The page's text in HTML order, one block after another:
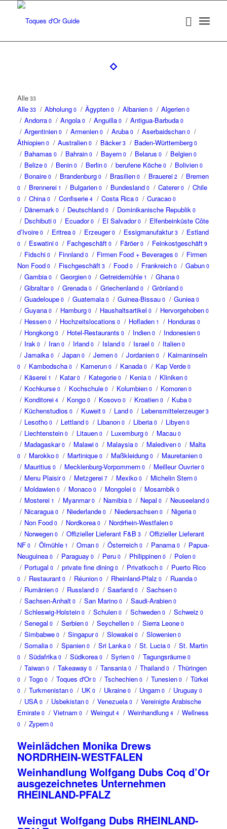
Alle33
Alle33 / Abholung0 / Ägypten0 / Albanien0 / Algerien0
/ Andorra0 / Angola0 / Anguilla0 / Antigua-Barbuda0
/ Argentinien0 / Armenien0 / Aruba0 / Aserbaidschan0 /
Äthiopien0 / Australien0 / Bäcker3 / Baden-Württemberg0
/ Bahamas 0 / Bahrain0 / Bayern0 / Belarus 0 / Belgien0
/ Belize0 / Benin0 / Berlin0 / berufene Köche0 / Bolivien0
/ Bonaire0 / Brandenburg0 / Brasilien0 / Brauerei2 / Bremen
0 / Brennerei1 / Bulgarien0 / Bundesland 0 / Caterer0 / Chile
0 / China0 / Confiserie4 / Costa Rica0 / Curacao0
/ Dänemark0 / Deutschland 0 / Dominikanische Republik0
/ Dschibuti0 / Ecuador0 / El Salvador0 / Elfenbeinküste Côte
d’Ivoire0 / Eritrea0 / Erzeuger0 / Essigmanufaktur3 / Estland
0 / Eswatini0 / Fachgeschäft0 / Färöer0 / Feinkostgeschäft9
/ Fidschi0 / Finnland 0 / Firmen Food + Beverages 0 / Firmen
Non Food 0 / Fischgeschäft3 / Food 0 / Frankreich0 / Gabun0
/ Gambia0 / Georgien0 / Getreidemühle1 / Ghana0
/ Gibraltar0 / Grenada0 / Griechenland 0 / Grönland 0
/ Guadeloupe0 / Guatemala0 / Guinea-Bissau0 / Guniea0
/ Guyana0 / Hamburg0 / Haushaltsartikel 0 / Hervorgehoben0
/ Hessen0 / Hochzeitslocations 0 / Hofladen1 / Honduras 0
/ Hongkong0 / Hotel-Restaurants 0 / Indien0 / Indonesien0
/ Irak0 / Iran0 / Irland 0 / Island 0 / Israel 0 / Italien0
/ Jamaika0 / Japan0 / Jemen0 / Jordanien0 / Kaimaninseln
0 / Kambodscha0 / Kamerun0 / Kanada0 / Kap Verde0
/ Käserei1 / Katar0 / Kategorie0 / Kenia0 / Kliniken0
/ Kochkurse0 / Kochschule0 / Kolumbien0 / Komoren0
/ Konditorei4 / Kongo0 / Kosovo0 / Kroatien0 / Kuba0
/ Küchenstudios 0 / Kuweit0 / Land 0 / Lebensmittelerzeuger3
/ Lesotho0 / Lettland 0 / Libanon0 / Liberia0 / Libyen0
/ Liechtenstein0 / Litauen0 / Luxemburg0 / Macau0
/ Madagaskar0 / Malawi0 / Malaysia0 / Malediven0 / Malta
0 / Marokko0 / Martinique0 / Maßkleidung0 / Mauretanien0
/ Mauritius 0 / Mecklenburg-Vorpommern0 / Meilleur Ouvrier0
/ Menu Plaisir0 / Metzgerei7 / Mexiko0 / Michelin Stern0
/ Moldawien0 / Monaco0 / Mongolei0 / Mosambik0
/ Mosterei1 / Myanmar0 / Namibia0 / Nepal 0 / Neuseeland 0
/ Nicaragua0 / Niederlande0 / Niedersachsen0 / Nigeria0
/ Non Food 0 / Nordkorea0 / Nordrhein-Westfalen0
/ Norwegen0 / Offizieller Lieferant F&B 3 / Offizieller Lieferant
NF0 / Ölmühle1 / Oman0 / Österreich0 / Panama0 / Papua-
Neuguinea0 / Paraguay 0 / Peru0 / Philippinen0 / Polen0
/ Portugal 0 / private fine dining0 / Privatkoch0 / Puerto Rico
0 / Restaurant0 / Réunion0 / Rheinland-Pfalz 0 / Ruanda0
/ Rumänien0 / Russland 0 / Saarland 0 / Sachsen0
/ Sachsen-Anhalt0 / San Marino0 / Saudi-Arabien0
/ Schleswig-Holstein0 / Schulen0 / Schweden0 / Schweiz 0
/ Senegal 0 / Serbien0 / Seychellen0 / Sierra Leone0
/ Simbabwe0 / Singapur0 / Slowakei0 / Slowenien0
/ Somalia0 / Spanien0 / Sri Lanka0 / St. Lucia0 / St. Martin
0 / Südafrika0 / Südkorea0 / Syrien0 / Tagungsräume0
/ Taiwan0 / Takeaway 0 / Tansania0 / Thailand 0 / Thüringen
0 / Togo0 / Toques d'Or0 / Tschechien0 / Tunesien0 / Türkei
0 / Turkmenistan0 / UK0 / Ukraine0 / Ungarn0 / Uruguay 0
/ USA0 / Usbekistan0 / Venezuela0 / Vereinigte Arabische
Emirate0 / Vietnam 0 / Weingut4 / Weinhandlung4 / Wellness
0 / Zypern0
Weinlädchen Monika Drews
NORDRHEIN-WESTFALEN
Weinhandlung Wolfgang Dubs Coq d’Or
ausgezeichnetes Unternehmen
RHEINLAND-PFALZ
Weingut Wolfgang Dubs RHEINLAND-